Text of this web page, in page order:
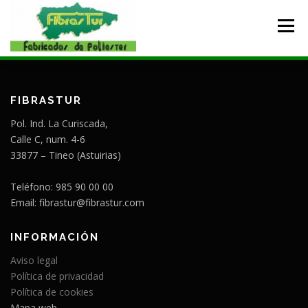
Menú
FIBRASTUR
Pol. Ind. La Curiscada,
Calle C, num. 4-6
33877 – Tineo (Astuirias)
Teléfono: 985 90 00 00
Email: fibrastur@fibrastur.com
INFORMACIÓN
Aviso legal
Política de privacidad
Política de cookies